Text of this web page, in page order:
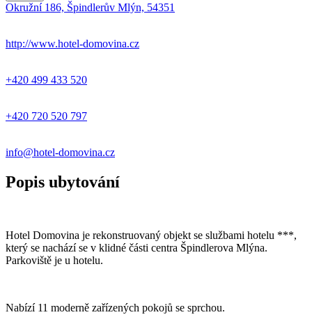
Okružní 186, Špindlerův Mlýn, 54351
http://www.hotel-domovina.cz
+420 499 433 520
+420 720 520 797
info@hotel-domovina.cz
Popis ubytování
Hotel Domovina je rekonstruovaný objekt se službami hotelu ***,
který se nachází se v klidné části centra Špindlerova Mlýna.
Parkoviště je u hotelu.
Nabízí 11 moderně zařízených pokojů se sprchou.